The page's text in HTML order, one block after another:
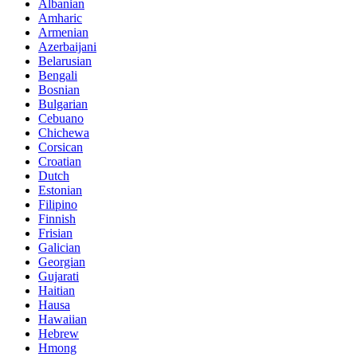
Albanian
Amharic
Armenian
Azerbaijani
Belarusian
Bengali
Bosnian
Bulgarian
Cebuano
Chichewa
Corsican
Croatian
Dutch
Estonian
Filipino
Finnish
Frisian
Galician
Georgian
Gujarati
Haitian
Hausa
Hawaiian
Hebrew
Hmong